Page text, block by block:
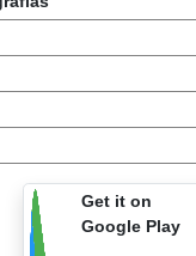
Get it on
Google Play